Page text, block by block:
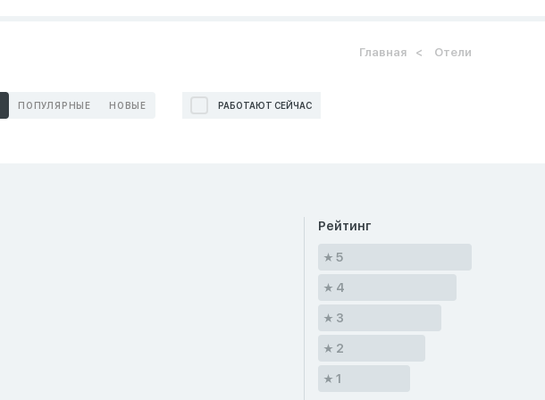
Главная Отели
ПОПУЛЯРНЫЕ НОВЫЕ РАБОТАЮТ СЕЙЧАС
Рейтинг
5
4
3
2
1